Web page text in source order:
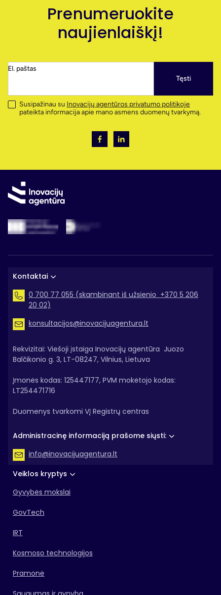
Prenumeruokite
naujienlaiškį!
El. paštas
Tęsti
Susipažinau su Inovacijų agentūros privatumo politikoje
pateikta informacija apie mano asmens duomenų tvarkymą.
Veiklos kryptys
Gyvybės mokslai
GovTech
IRT
Kosmoso technologijos
Pramonė
Kontaktai
0 700 77 055 (skambinant iš užsienio +370 5 206
20 02)
konsultacijos@inovacijuagentura.lt
Rekvizitai: Viešoji įstaiga Inovacijų agentūra Juozo
Balčikonio g. 3, LT-08247, Vilnius, Lietuva
Įmonės kodas: 125447177, PVM mokėtojo kodas:
LT254471716
Duomenys tvarkomi VĮ Registrų centras
Administracinę informaciją prašome siųsti:
info@inovacijuagentura.lt